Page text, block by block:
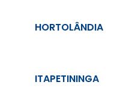
HORTOLÂNDIA
ITAPETININGA